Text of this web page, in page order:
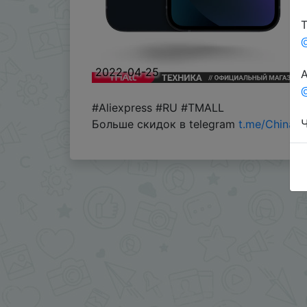
2022-04-25
#Aliexpress #RU #TMALL
Больше скидок в telegram t.me/